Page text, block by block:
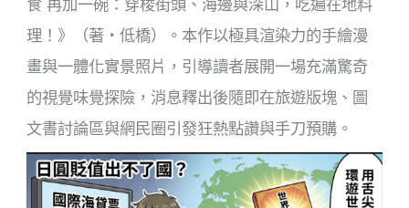
食 再加一碗：穿梭街頭、海邊與深山，吃遍在地料
理！》（著・低橋）。本作以極具渲染力的手繪漫
畫與一體化實景照片，引導讀者展開一場充滿驚奇
的視覺味覺探險，消息釋出後隨即在旅遊版塊、圖
文書討論區與網民圈引發狂熱點讚與手刀預購。